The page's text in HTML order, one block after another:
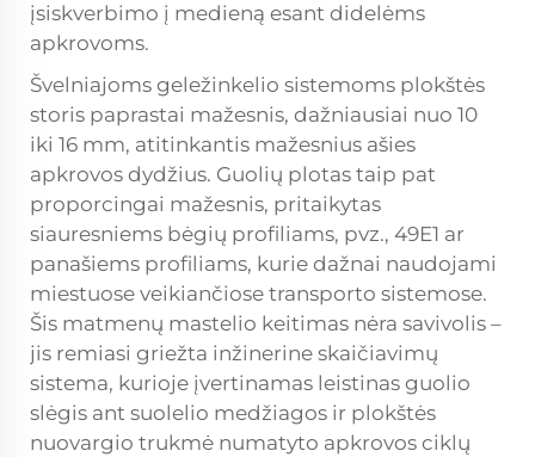
įsiskverbimo į medieną esant didelėms
apkrovoms.
Švelniajoms geležinkelio sistemoms plokštės
storis paprastai mažesnis, dažniausiai nuo 10
iki 16 mm, atitinkantis mažesnius ašies
apkrovos dydžius. Guolių plotas taip pat
proporcingai mažesnis, pritaikytas
siauresniems bėgių profiliams, pvz., 49E1 ar
panašiems profiliams, kurie dažnai naudojami
miestuose veikiančiose transporto sistemose.
Šis matmenų mastelio keitimas nėra savivolis –
jis remiasi griežta inžinerine skaičiavimų
sistema, kurioje įvertinamas leistinas guolio
slėgis ant suolelio medžiagos ir plokštės
nuovargio trukmė numatyto apkrovos ciklų